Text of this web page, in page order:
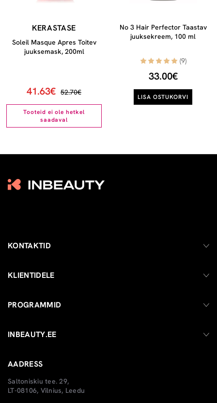
KERASTASE
Soleil Masque Apres Toitev
juuksemask, 200ml
41.63€ 52.70€
Tooteid ei ole hetkel
saadaval
No 3 Hair Perfector Taastav
juuksekreem, 100 ml
(9)
33.00€
LISA OSTUKORVI
KONTAKTID
KLIENTIDELE
PROGRAMMID
INBEAUTY.EE
AADRESS
Saltoniskiu tee. 29,
LT-08106, Vilnius, Leedu